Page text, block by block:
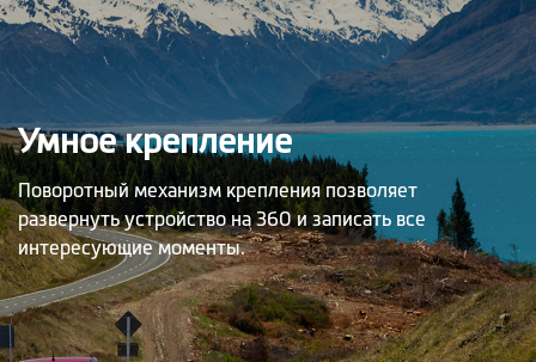
Умное крепление
Поворотный механизм крепления позволяет
развернуть устройство на 360 и записать все
интересующие моменты.